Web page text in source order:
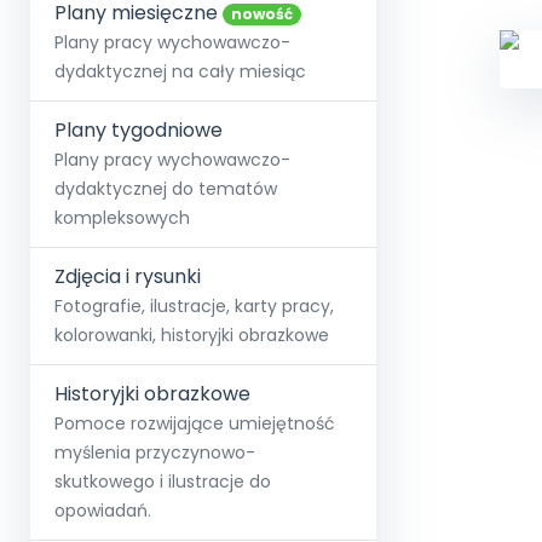
Społeczność
+48 12 631 04 10
kontakt@blizejprzedszkola.pl
O miesięczniku
Strona główna
O Akademii
Akademia
Poznaj pakiet MAX
Testuj przez 7 dni Pełen
Wszystkie projekty
Skontaktuj się
Dodaj wpis
Plany miesięczne nowość
Plany pracy wychowawczo-
dydaktycznej na cały miesiąc
Plany tygodniowe
Plany pracy wychowawczo-
dydaktycznej do tematów
kompleksowych
Zdjęcia i rysunki
Fotografie, ilustracje, karty pracy,
kolorowanki, historyjki obrazkowe
Historyjki obrazkowe
Pomoce rozwijające umiejętność
myślenia przyczynowo-
skutkowego i ilustracje do
opowiadań.